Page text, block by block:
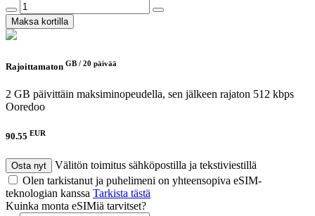
Maksa kortilla
Rajoittamaton GB / 20 päivää
2 GB päivittäin maksiminopeudella, sen jälkeen rajaton 512 kbps
Ooredoo
90.55 EUR
Osta nyt
Välitön toimitus sähköpostilla ja tekstiviestillä
Olen tarkistanut ja puhelimeni on yhteensopiva eSIM-
teknologian kanssa Tarkista tästä
Kuinka monta eSIMiä tarvitset?